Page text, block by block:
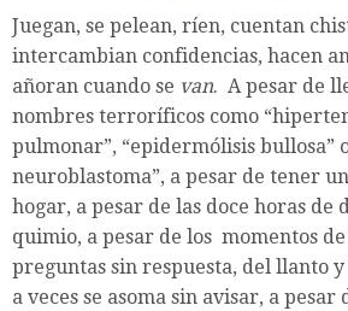
Juegan, se pelean, ríen, cuentan
intercambian confidencias, hacen
añoran cuando se van. A pesar de
nombres terroríficos como
pulmonar”, “epidermólisis bullosa”
neuroblastoma”, a pesar de tener
hogar, a pesar de las doce horas de
quimio, a pesar de los momentos
preguntas sin respuesta, del llanto
a veces se asoma sin avisar, a pesar